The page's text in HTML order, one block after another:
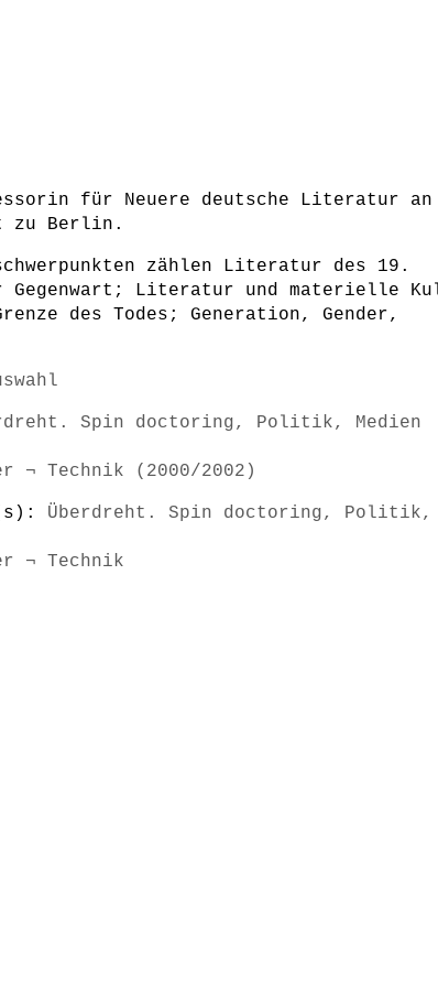
für Neuere deutsche Literatur an
zu Berlin.
zählen Literatur des 19.
Gegenwart; Literatur und materielle
des Todes; Generation, Gender,
Spin doctoring, Politik, Medien
¬ Technik (2000/2002)
Überdreht. Spin doctoring, Politik,
¬ Technik